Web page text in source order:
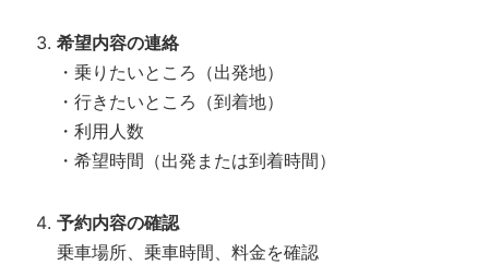
希望内容の連絡
・乗りたいところ（出発地）
・行きたいところ（到着地）
・利用人数
・希望時間（出発または到着時間）
予約内容の確認
乗車場所、乗車時間、料金を確認